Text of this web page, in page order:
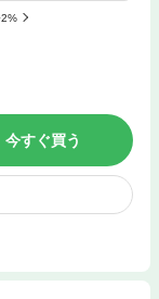
今すぐ買う